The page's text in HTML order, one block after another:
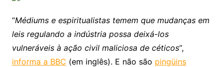
“Médiums e espiritualistas temem que mudanças em
leis regulando a indústria possa deixá-los
vulneráveis à ação civil maliciosa de céticos“,
informa a BBC (em inglês). E não são pingüins